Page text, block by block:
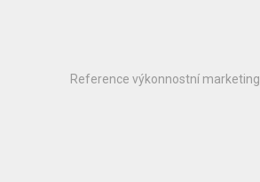
Reference výkonnostní marketing